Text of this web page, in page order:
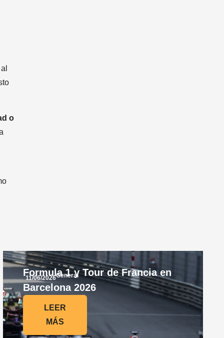
o
11/06/2026General
Formula 1 y Tour de Francia en
Barcelona 2026
LEER
MÁS